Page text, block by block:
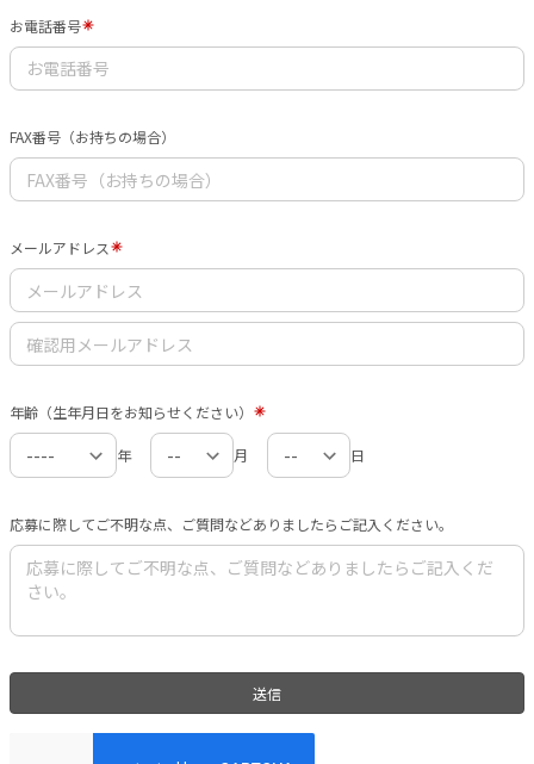
お電話番号
FAX番号（お持ちの場合）
メールアドレス
年齢（生年月日をお知らせください）
年 月 日
応募に際してご不明な点、ご質問などありましたらご記入ください。
送信